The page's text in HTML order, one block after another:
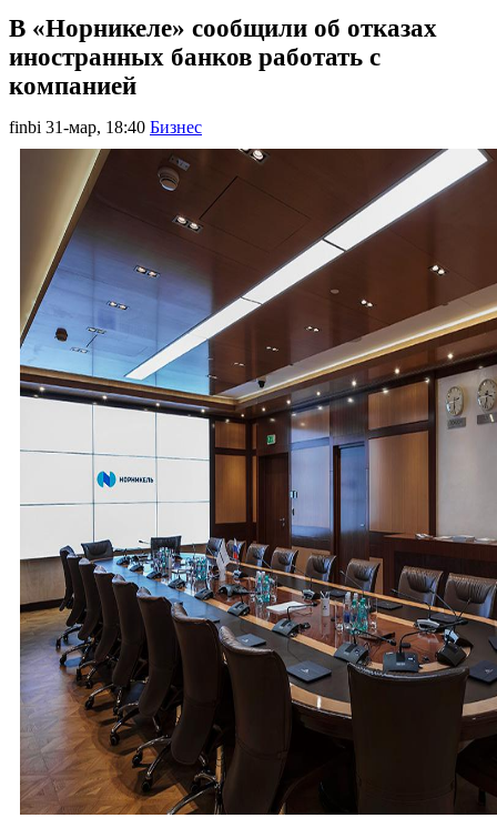
В «Норникеле» сообщили об отказах
иностранных банков работать с
компанией
finbi 31-мар, 18:40 Бизнес